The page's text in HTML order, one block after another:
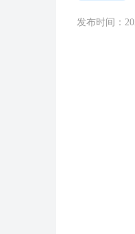
发布时间：